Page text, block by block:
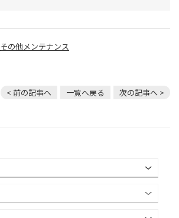
その他メンテナンス
< 前の記事へ 一覧へ戻る 次の記事へ >